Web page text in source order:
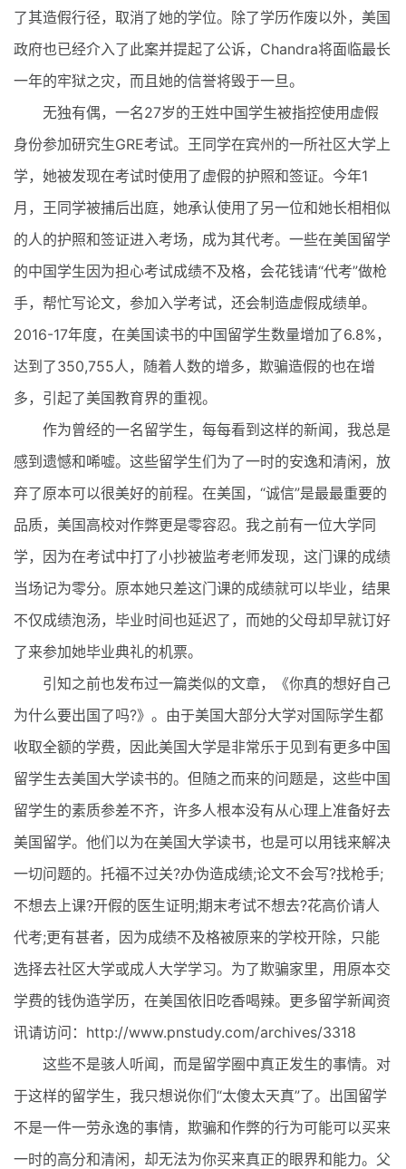
了其造假行径，取消了她的学位。除了学历作废以外，美国
政府也已经介入了此案并提起了公诉，Chandra将面临最长
一年的牢狱之灾，而且她的信誉将毁于一旦。
无独有偶，一名27岁的王姓中国学生被指控使用虚假
身份参加研究生GRE考试。王同学在宾州的一所社区大学上
学，她被发现在考试时使用了虚假的护照和签证。今年1
月，王同学被捕后出庭，她承认使用了另一位和她长相相似
的人的护照和签证进入考场，成为其代考。一些在美国留学
的中国学生因为担心考试成绩不及格，会花钱请“代考”做枪
手，帮忙写论文，参加入学考试，还会制造虚假成绩单。
2016-17年度，在美国读书的中国留学生数量增加了6.8%，
达到了350,755人，随着人数的增多，欺骗造假的也在增
多，引起了美国教育界的重视。
作为曾经的一名留学生，每每看到这样的新闻，我总是
感到遗憾和唏嘘。这些留学生们为了一时的安逸和清闲，放
弃了原本可以很美好的前程。在美国，“诚信”是最最重要的
品质，美国高校对作弊更是零容忍。我之前有一位大学同
学，因为在考试中打了小抄被监考老师发现，这门课的成绩
当场记为零分。原本她只差这门课的成绩就可以毕业，结果
不仅成绩泡汤，毕业时间也延迟了，而她的父母却早就订好
了来参加她毕业典礼的机票。
引知之前也发布过一篇类似的文章，《你真的想好自己
为什么要出国了吗?》。由于美国大部分大学对国际学生都
收取全额的学费，因此美国大学是非常乐于见到有更多中国
留学生去美国大学读书的。但随之而来的问题是，这些中国
留学生的素质参差不齐，许多人根本没有从心理上准备好去
美国留学。他们以为在美国大学读书，也是可以用钱来解决
一切问题的。托福不过关?办伪造成绩;论文不会写?找枪手;
不想去上课?开假的医生证明;期末考试不想去?花高价请人
代考;更有甚者，因为成绩不及格被原来的学校开除，只能
选择去社区大学或成人大学学习。为了欺骗家里，用原本交
学费的钱伪造学历，在美国依旧吃香喝辣。更多留学新闻资
讯请访问：http://www.pnstudy.com/archives/3318
这些不是骇人听闻，而是留学圈中真正发生的事情。对
于这样的留学生，我只想说你们“太傻太天真”了。出国留学
不是一件一劳永逸的事情，欺骗和作弊的行为可能可以买来
一时的高分和清闲，却无法为你买来真正的眼界和能力。父